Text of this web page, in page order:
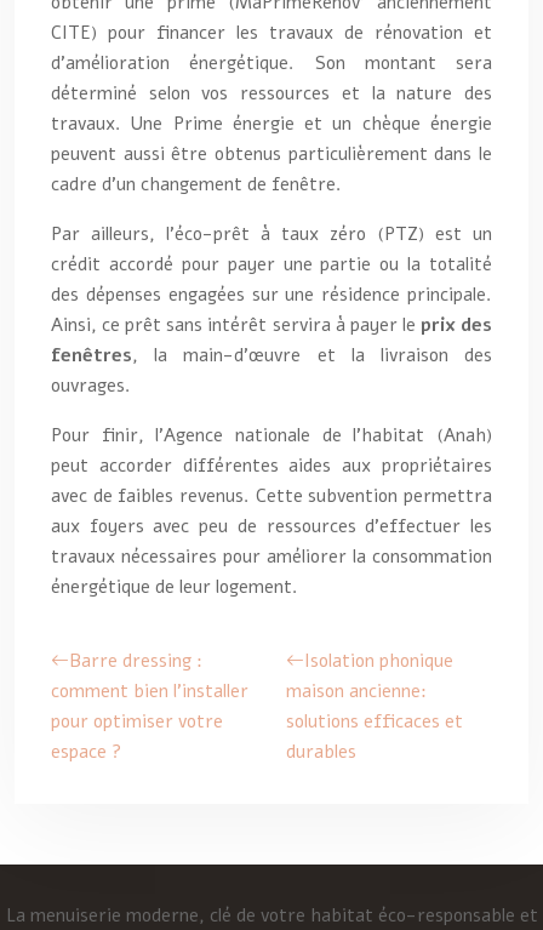
CITE) pour financer les travaux de rénovation et
d’amélioration énergétique. Son montant sera
déterminé selon vos ressources et la nature des
travaux. Une Prime énergie et un chèque énergie
peuvent aussi être obtenus particulièrement dans le
cadre d’un changement de fenêtre.
Par ailleurs, l’éco-prêt à taux zéro (PTZ) est un
crédit accordé pour payer une partie ou la totalité
des dépenses engagées sur une résidence principale.
Ainsi, ce prêt sans intérêt servira à payer le prix des
fenêtres, la main-d’œuvre et la livraison des
ouvrages.
Pour finir, l’Agence nationale de l’habitat (Anah)
peut accorder différentes aides aux propriétaires
avec de faibles revenus. Cette subvention permettra
aux foyers avec peu de ressources d’effectuer les
travaux nécessaires pour améliorer la consommation
énergétique de leur logement.
Barre dressing :
comment bien l’installer
pour optimiser votre
espace ?
Isolation phonique
maison ancienne:
solutions efficaces et
durables
La menuiserie moderne, clé de votre habitat éco-responsable et